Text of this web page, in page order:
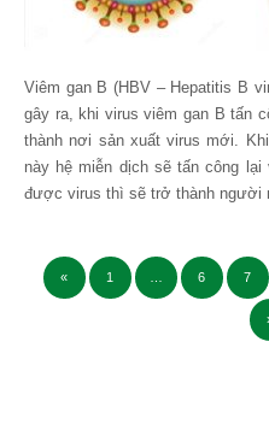
Viêm gan B (HBV – Hepatitis B
gây ra, khi virus viêm gan B tấn
thành nơi sản xuất virus mới.
này hệ miễn dịch sẽ tấn công lại
được virus thì sẽ trở thành người
« 1 6 7